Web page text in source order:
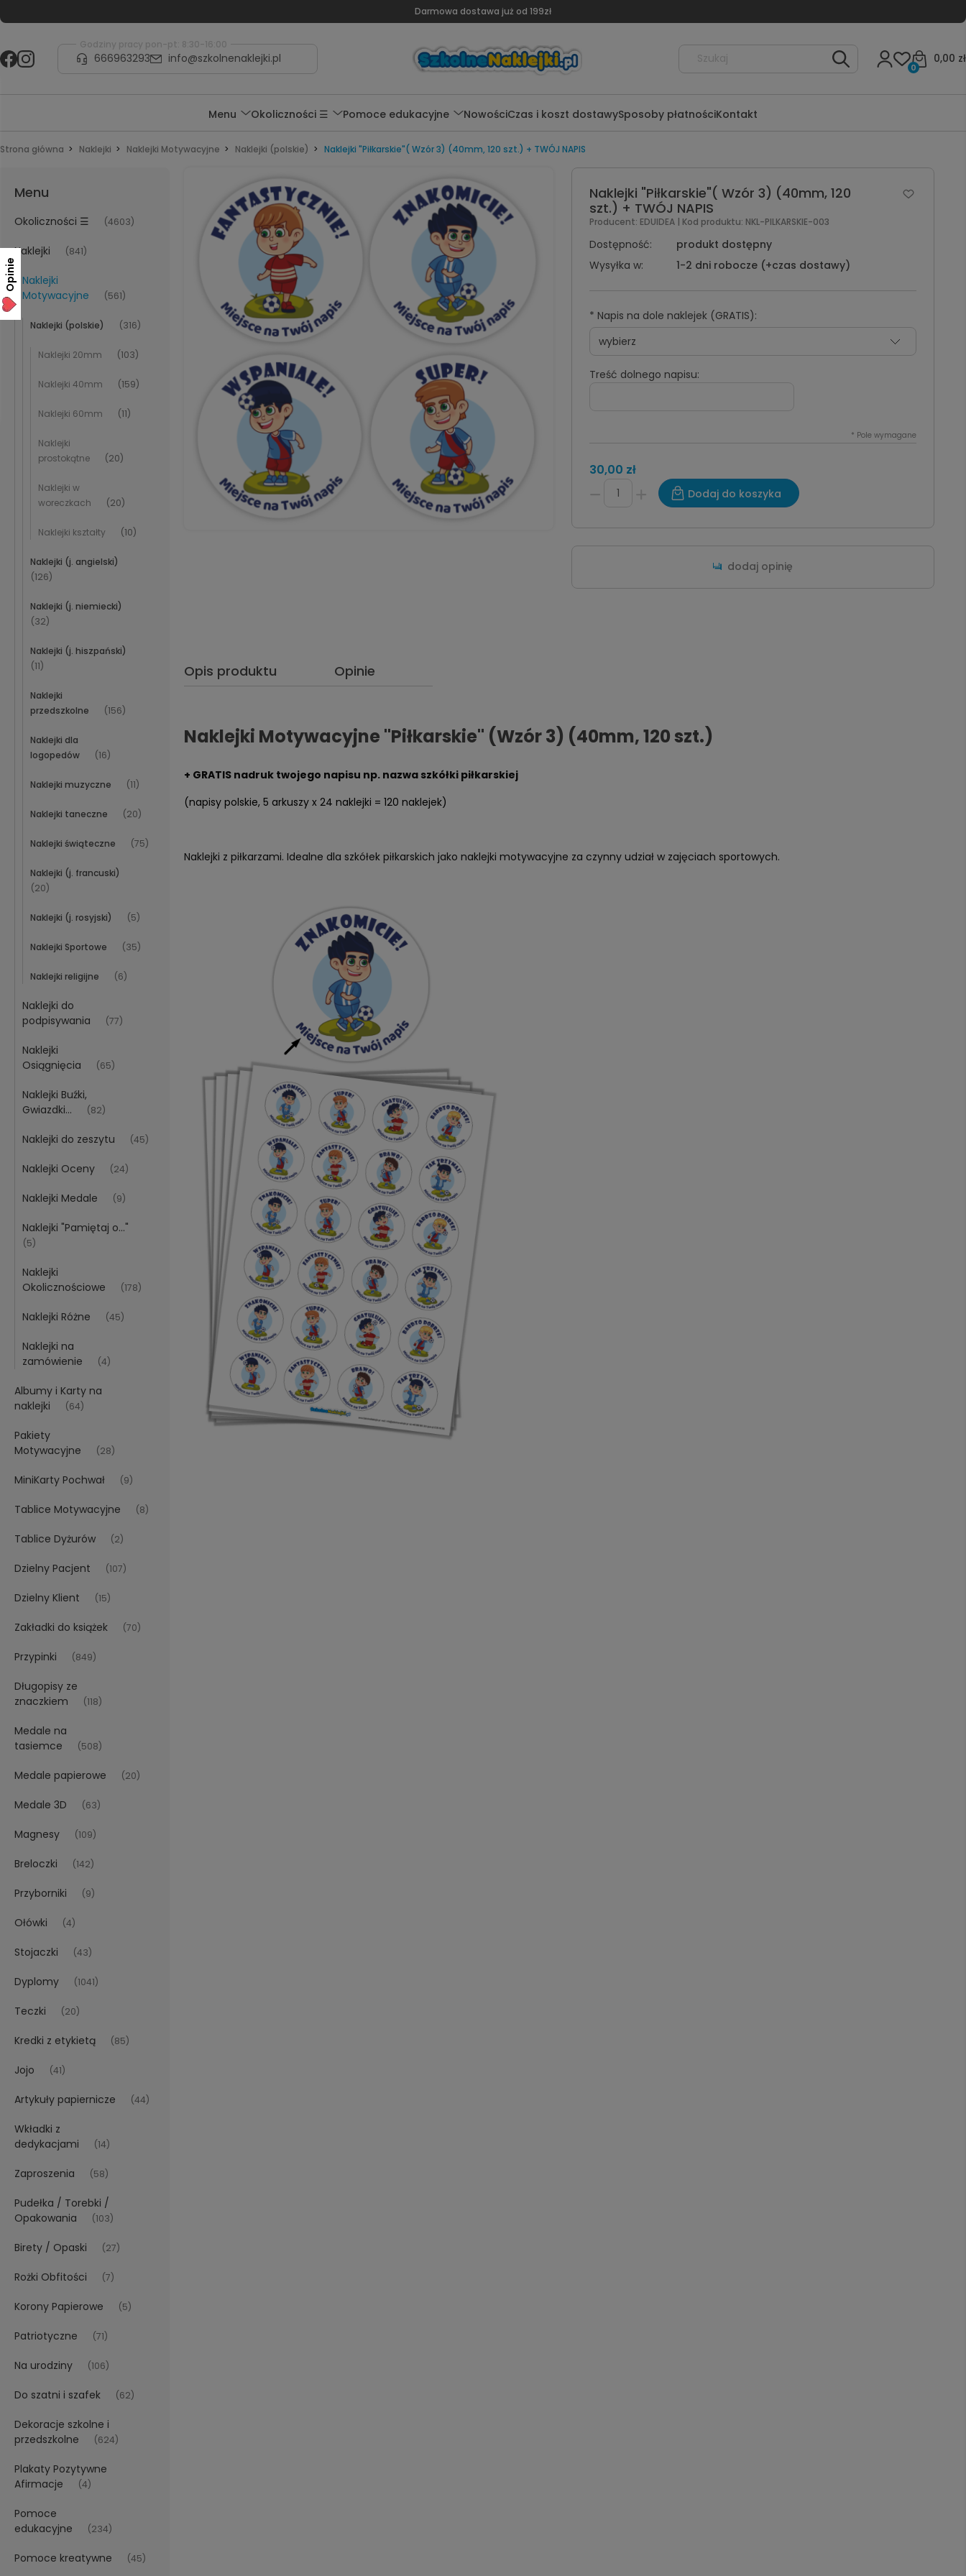
Darmowa dostawa już od 199zł
Godziny pracy pon-pt: 8:30-16:00
666963293 info@szkolnenaklejki.pl 0,00 zł
0
Menu Okoliczności ☰ Pomoce edukacyjne NowościCzas i koszt dostawySposoby płatnościKontakt
Strona główna Naklejki Naklejki Motywacyjne Naklejki (polskie) Naklejki "Piłkarskie"( Wzór 3) (40mm, 120 szt.) + TWÓJ NAPIS
Menu
Okoliczności ☰ (4603)
Naklejki (841)
Naklejki
Motywacyjne
(561)
Naklejki (polskie) (316)
Naklejki 20mm (103)
Naklejki 40mm (159)
Naklejki 60mm (11)
Naklejki
prostokątne
(20)
Naklejki w
woreczkach
(20)
Naklejki kształty (10)
Naklejki (j. angielski)
(126)
Naklejki (j. niemiecki)
(32)
Naklejki (j. hiszpański)
(11)
Naklejki
przedszkolne
(156)
Naklejki dla
logopedów
(16)
Naklejki muzyczne (11)
Naklejki taneczne (20)
Naklejki świąteczne (75)
Naklejki (j. francuski)
(20)
Naklejki (j. rosyjski) (5)
Naklejki Sportowe (35)
Naklejki religijne (6)
Naklejki do
podpisywania
(77)
Naklejki
Osiągnięcia
(65)
Naklejki Buźki,
Gwiazdki...
(82)
Naklejki do zeszytu (45)
Naklejki Oceny (24)
Naklejki Medale (9)
Naklejki "Pamiętaj o..."
(5)
Naklejki
Okolicznościowe
(178)
Naklejki Różne (45)
Naklejki na
zamówienie
(4)
Albumy i Karty na
naklejki
(64)
Pakiety
Motywacyjne
(28)
MiniKarty Pochwał (9)
Tablice Motywacyjne (8)
Tablice Dyżurów (2)
Dzielny Pacjent (107)
Dzielny Klient (15)
Zakładki do książek (70)
Przypinki (849)
Długopisy ze
znaczkiem
(118)
Medale na
tasiemce
(508)
Medale papierowe (20)
Medale 3D (63)
Magnesy (109)
Breloczki (142)
Przyborniki (9)
Ołówki (4)
Stojaczki (43)
Dyplomy (1041)
Teczki (20)
Kredki z etykietą (85)
Jojo (41)
Artykuły papiernicze (44)
Wkładki z
dedykacjami
(14)
Zaproszenia (58)
Pudełka / Torebki /
Opakowania
(103)
Birety / Opaski (27)
Rożki Obfitości (7)
Korony Papierowe (5)
Patriotyczne (71)
Na urodziny (106)
Do szatni i szafek (62)
Dekoracje szkolne i
przedszkolne
(624)
Plakaty Pozytywne
Afirmacje
(4)
Pomoce
edukacyjne
(234)
Pomoce kreatywne (45)
Naklejki "Piłkarskie"( Wzór 3) (40mm, 120
szt.) + TWÓJ NAPIS
Producent: EDUIDEA | Kod produktu: NKL-PILKARSKIE-003
Dostępność:
produkt dostępny
Wysyłka w:
1-2 dni robocze (+czas dostawy)
* Napis na dole naklejek (GRATIS):
Treść dolnego napisu:
* Pole wymagane
30,00 zł
Dodaj do koszyka
dodaj opinię
Opis produktu Opinie
Naklejki Motywacyjne "Piłkarskie" (Wzór 3) (40mm, 120 szt.)
+ GRATIS nadruk twojego napisu np. nazwa szkółki piłkarskiej
(napisy polskie, 5 arkuszy x 24 naklejki = 120 naklejek)
Naklejki z piłkarzami. Idealne dla szkółek piłkarskich jako naklejki motywacyjne za czynny udział w zajęciach sportowych.
Opinie